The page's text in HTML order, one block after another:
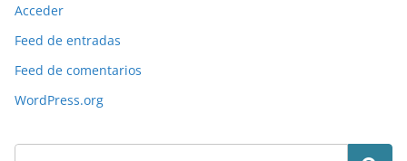
Acceder
Feed de entradas
Feed de comentarios
WordPress.org